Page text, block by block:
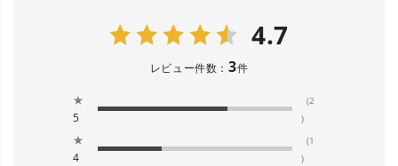
4.7
レビュー件数： 3件
★
5
(2
)
★
4
(1
)